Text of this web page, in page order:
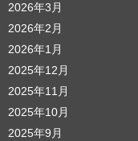
2026年3月
2026年2月
2026年1月
2025年12月
2025年11月
2025年10月
2025年9月